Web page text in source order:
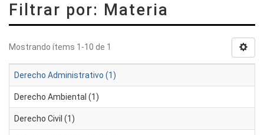
Filtrar por: Materia
Mostrando ítems 1-10 de 1
Derecho Administrativo (1)
Derecho Ambiental (1)
Derecho Civil (1)